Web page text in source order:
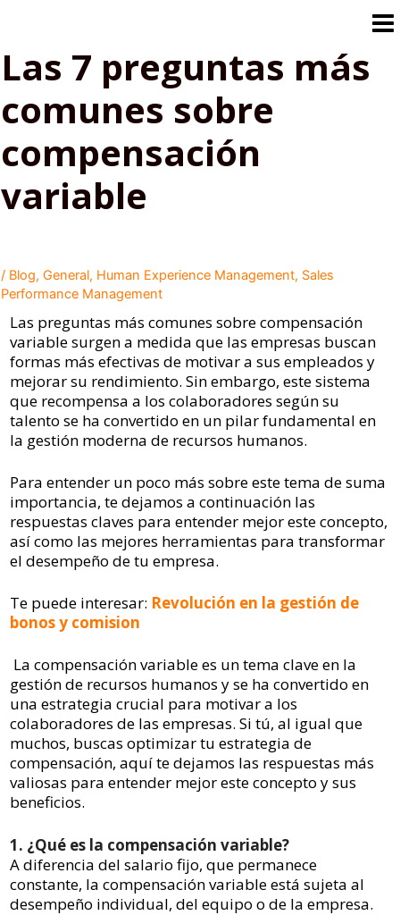
Las 7 preguntas más
comunes sobre
compensación
variable
/ Blog, General, Human Experience Management, Sales
Performance Management
Las preguntas más comunes sobre compensación
variable surgen a medida que las empresas buscan
formas más efectivas de motivar a sus empleados y
mejorar su rendimiento. Sin embargo, este sistema
que recompensa a los colaboradores según su
talento se ha convertido en un pilar fundamental en
la gestión moderna de recursos humanos.
Para entender un poco más sobre este tema de suma
importancia, te dejamos a continuación las
respuestas claves para entender mejor este concepto,
así como las mejores herramientas para transformar
el desempeño de tu empresa.
Te puede interesar: Revolución en la gestión de
bonos y comision
La compensación variable es un tema clave en la
gestión de recursos humanos y se ha convertido en
una estrategia crucial para motivar a los
colaboradores de las empresas. Si tú, al igual que
muchos, buscas optimizar tu estrategia de
compensación, aquí te dejamos las respuestas más
valiosas para entender mejor este concepto y sus
beneficios.
1. ¿Qué es la compensación variable?
A diferencia del salario fijo, que permanece
constante, la compensación variable está sujeta al
desempeño individual, del equipo o de la empresa.